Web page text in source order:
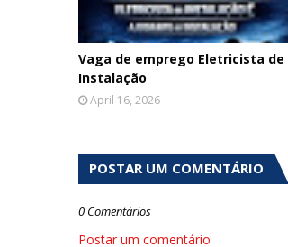
Vaga de emprego Eletricista de
Instalação
April 16, 2026
POSTAR UM COMENTÁRIO
0 Comentários
Postar um comentário